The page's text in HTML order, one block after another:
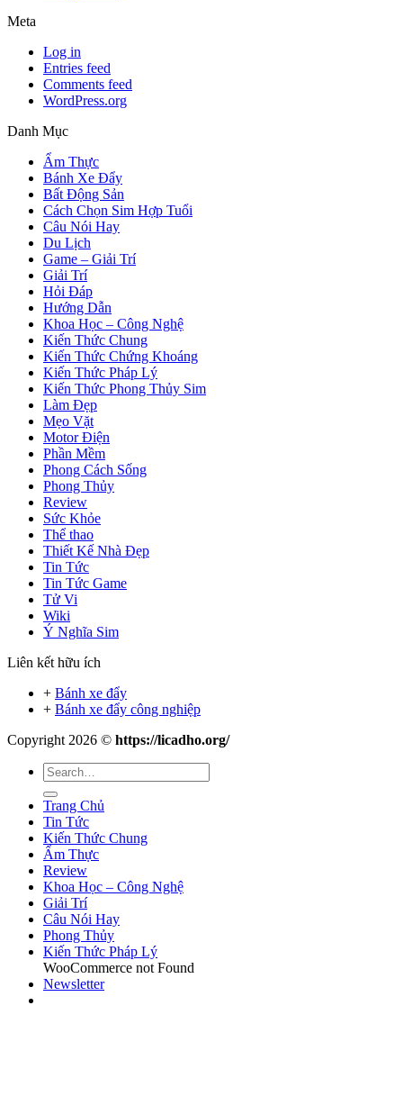
Meta
Log in
Entries feed
Comments feed
WordPress.org
Danh Mục
Ẩm Thực
Bánh Xe Đẩy
Bất Động Sản
Cách Chọn Sim Hợp Tuổi
Câu Nói Hay
Du Lịch
Game – Giải Trí
Giải Trí
Hỏi Đáp
Hướng Dẫn
Khoa Học – Công Nghệ
Kiến Thức Chung
Kiến Thức Chứng Khoáng
Kiến Thức Pháp Lý
Kiến Thức Phong Thủy Sim
Làm Đẹp
Mẹo Vặt
Motor Điện
Phần Mềm
Phong Cách Sống
Phong Thủy
Review
Sức Khỏe
Thể thao
Thiết Kế Nhà Đẹp
Tin Tức
Tin Tức Game
Tử Vi
Wiki
Ý Nghĩa Sim
Liên kết hữu ích
+ Bánh xe đẩy
+ Bánh xe đẩy công nghiệp
Copyright 2026 © https://licadho.org/
Trang Chủ
Tin Tức
Kiến Thức Chung
Ẩm Thực
Review
Khoa Học – Công Nghệ
Giải Trí
Câu Nói Hay
Phong Thủy
Kiến Thức Pháp Lý
WooCommerce not Found
Newsletter